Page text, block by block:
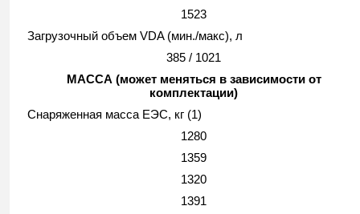
1523
Загрузочный объем VDA (мин./макс), л
385 / 1021
МАССА (может меняться в зависимости от
комплектации)
Снаряженная масса ЕЭС, кг (1)
1280
1359
1320
1391